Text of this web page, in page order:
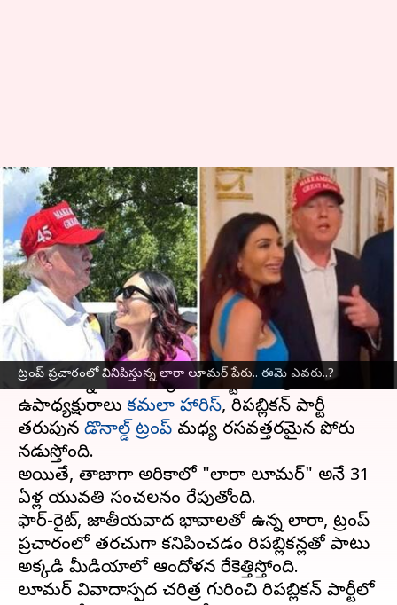
ట్రంప్ ప్రచారంలో వినిపిస్తున్న లారా లూమర్ పేరు.. ఈమె ఎవరు..?
Laura Loomer: ట్రంప్ ప్రచారంలో
వినిపిస్తున్న లారా లూమర్ పేరు..
ఈమె ఎవరు..?
వ్రాసిన వారు Sirish Praharaju Sep 13, 2024 05:47 pm
ఈ వార్తాకథనం ఏంటి
అమెరికా అధ్యక్ష ఎన్నికలుమరికొన్ని రోజులలో
జరగనున్నాయి. డెమొక్రాటిక్ పార్టీ తరుపున
ఉపాధ్యక్షురాలు కమలా హారిస్, రిపబ్లికన్ పార్టీ
తరుపున డొనాల్డ్ ట్రంప్ మధ్య రసవత్తరమైన పోరు
నడుస్తోంది.
అయితే, తాజాగా అమెరికాలో "లారా లూమర్" అనే 31
ఏళ్ల యువతి సంచలనం రేపుతోంది.
ఫార్-రైట్, జాతీయవాద భావాలతో ఉన్న లారా, ట్రంప్
ప్రచారంలో తరచుగా కనిపించడం రిపబ్లికన్లతో పాటు
అక్కడి మీడియాలో ఆందోళన రేకెత్తిస్తోంది.
లూమర్ వివాదాస్పద చరిత్ర గురించి రిపబ్లికన్ పార్టీలో